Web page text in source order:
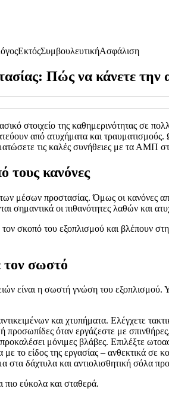
ΕκτόςΣυμβουλευτικήΑσφάλιση
Πώς να κάνετε την
στοιχείο της καθημερινότητας σε
από ατυχήματα και
τις καλές συνήθειες με τα ΑΜΠ
τους κανόνες
μέσων προστασίας. Όμως οι κανόνες
σημαντικά οι πιθανότητες λαθών και
σκοπό του εξοπλισμού και βλέπουν
τον σωστό
είναι η σωστή γνώση του
και χτυπήματα. Ελέγχετε
προσωπίδες όταν εργάζεστε με
μόνιμες βλάβες. Επιλέξτε
με το είδος της εργασίας – ανθεκτικά σε
στα δάχτυλα και αντιολισθητική σόλα
πιο εύκολα και σταθερά.